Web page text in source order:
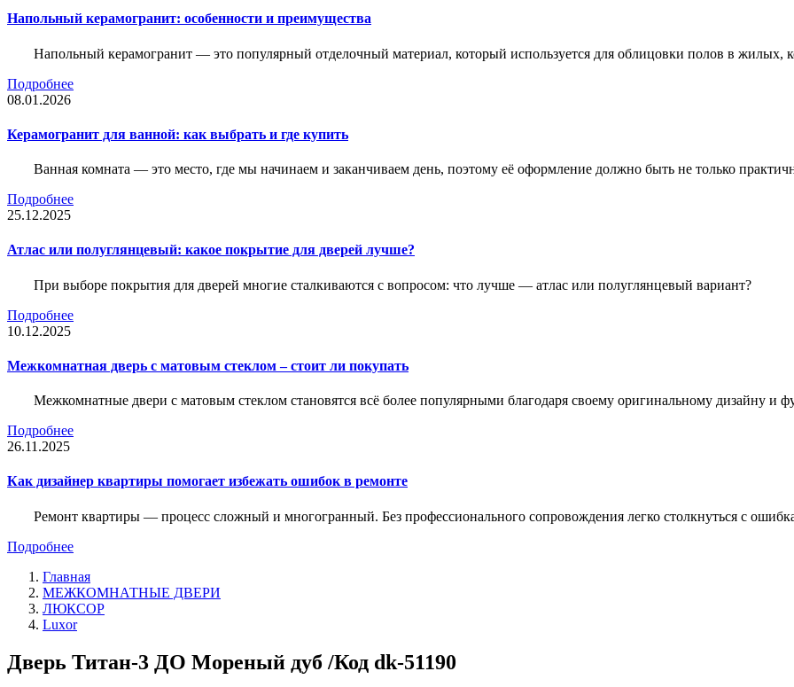
Напольный керамогранит: особенности и преимущества
Напольный керамогранит — это популярный отделочный материал, который используется для облицовки полов в
Подробнее
08.01.2026
Керамогранит для ванной: как выбрать и где купить
Ванная комната — это место, где мы начинаем и заканчиваем день, поэтому её оформление должно быть не только
Подробнее
25.12.2025
Атлас или полуглянцевый: какое покрытие для дверей лучше?
При выборе покрытия для дверей многие сталкиваются с вопросом: что лучше — атлас или полуглянцевый вариант?
Подробнее
10.12.2025
Межкомнатная дверь с матовым стеклом – стоит ли покупать
Межкомнатные двери с матовым стеклом становятся всё более популярными благодаря своему оригинальному дизайну и
Подробнее
26.11.2025
Как дизайнер квартиры помогает избежать ошибок в ремонте
Ремонт квартиры — процесс сложный и многогранный. Без профессионального сопровождения легко столкнуться с
Подробнее
Главная
МЕЖКОМНАТНЫЕ ДВЕРИ
ЛЮКСОР
Luxor
Дверь Титан-3 ДО Мореный дуб /Код dk-51190